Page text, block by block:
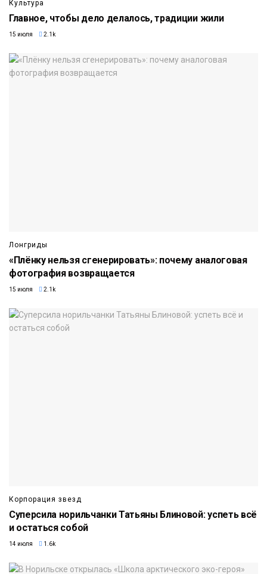
Культура
Главное, чтобы дело делалось, традиции жили
15 июля 2.1k
Лонгриды
«Плёнку нельзя сгенерировать»: почему аналоговая
фотография возвращается
15 июля 2.1k
Корпорация звезд
Суперсила норильчанки Татьяны Блиновой: успеть всё
и остаться собой
14 июля 1.6k